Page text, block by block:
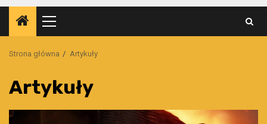
Menu
główne
Strona główna Artykuły
Artykuły